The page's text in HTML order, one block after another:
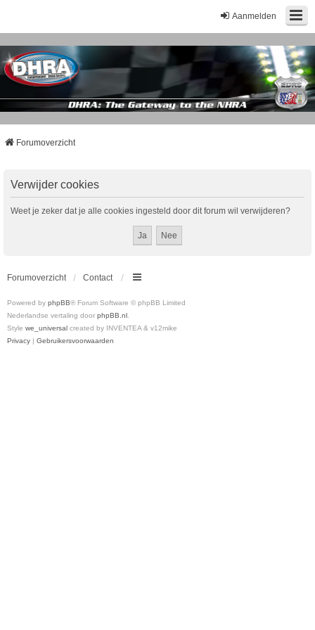
Aanmelden
Forumoverzicht
Verwijder cookies
Weet je zeker dat je alle cookies ingesteld door dit forum wil verwijderen?
Forumoverzicht Contact
Powered by phpBB® Forum Software © phpBB Limited
Nederlandse vertaling door phpBB.nl
Style we_universal created by INVENTEA & v12mike
Privacy | Gebruikersvoorwaarden